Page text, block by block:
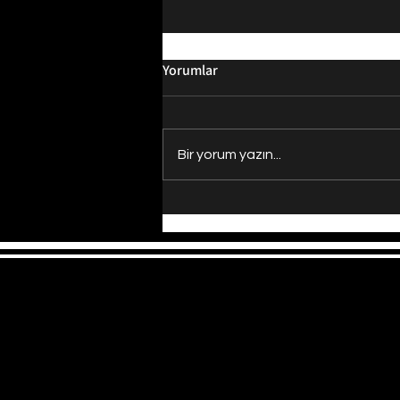
Evrenin Merkezi Nerede?
Yorumlar
Bir yorum yazın...